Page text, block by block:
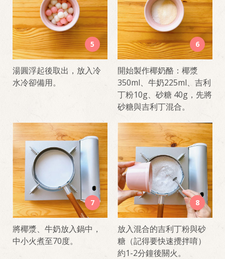
5
湯圓浮起後取出，放入冷
水冷卻備用。
6
開始製作椰奶酪：椰漿
350ml、牛奶225ml、吉利
丁粉10g、砂糖 40g，先將
砂糖與吉利丁混合。
7
將椰漿、牛奶放入鍋中，
中小火煮至70度。
8
放入混合的吉利丁粉與砂
糖（記得要快速攪拌唷）
約1-2分鐘後關火。